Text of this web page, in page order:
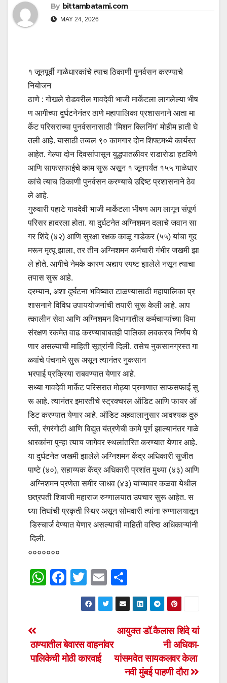
By bittambatami.com
MAY 24, 2026
१ जूनपूर्वी गाळेधारकांचे त्याच ठिकाणी पुनर्वसन करण्याचे
नियोजन
ठाणे : गोखले रोडवरील गावदेवी भाजी मार्केटला लागलेल्या भीष
ण आगीच्या दुर्घटनेनंतर ठाणे महापालिका प्रशासनाने आता मा
र्केट परिसराच्या पुनर्वसनासाठी ‘मिशन क्लिनिंग’ मोहीम हाती घे
तली आहे. यासाठी तब्बल ९० कामगार दोन शिफ्टमध्ये कार्यरत
आहेत. गेल्या दोन दिवसांपासून युद्धपातळीवर राडारोडा हटविणे
आणि साफसफाईचे काम सुरू असून १ जूनपर्यंत १५५ गाळेधार
कांचे त्याच ठिकाणी पुनर्वसन करण्याचे उद्दिष्ट प्रशासनाने ठेव
ले आहे.
गुरुवारी पहाटे गावदेवी भाजी मार्केटला भीषण आग लागून संपूर्ण
परिसर हादरला होता. या दुर्घटनेत अग्निशमन दलाचे जवान सा
गर शिंदे (४२) आणि सुरक्षा रक्षक काळू गाडेकर (५५) यांचा गुद
मरून मृत्यू झाला, तर तीन अग्निशमन कर्मचारी गंभीर जखमी झा
ले होते. आगीचे नेमके कारण अद्याप स्पष्ट झालेले नसून त्याचा
तपास सुरू आहे.
दरम्यान, अशा दुर्घटना भविष्यात टाळण्यासाठी महापालिका प्र
शासनाने विविध उपाययोजनांची तयारी सुरू केली आहे. आप
त्कालीन सेवा आणि अग्निशमन विभागातील कर्मचाऱ्यांच्या विमा
संरक्षण रकमेत वाढ करण्याबाबतही पालिका लवकरच निर्णय घे
णार असल्याची माहिती सूत्रांनी दिली. तसेच नुकसानग्रस्त गा
ळ्यांचे पंचनामे सुरू असून त्यानंतर नुकसान
भरपाई प्रक्रिया राबवण्यात येणार आहे.
सध्या गावदेवी मार्केट परिसरात मोठ्या प्रमाणात साफसफाई सु
रू आहे. त्यानंतर इमारतीचे स्ट्रक्चरल ऑडिट आणि फायर ऑ
डिट करण्यात येणार आहे. ऑडिट अहवालानुसार आवश्यक दुरु
स्ती, रंगरंगोटी आणि विद्युत यंत्रणेची कामे पूर्ण झाल्यानंतर गाळे
धारकांना पुन्हा त्याच जागेवर स्थलांतरित करण्यात येणार आहे.
या दुर्घटनेत जखमी झालेले अग्निशमन केंद्र अधिकारी सुजीत
पाष्टे (४०), सहाय्यक केंद्र अधिकारी प्रशांत मुथ्या (४३) आणि
अग्निशमन प्रणेता समीर जाधव (४३) यांच्यावर कळवा येथील
छत्रपती शिवाजी महाराज रुग्णालयात उपचार सुरू आहेत. स
ध्या तिघांची प्रकृती स्थिर असून सोमवारी त्यांना रुग्णालयातून
डिस्चार्ज देण्यात येणार असल्याची माहिती वरिष्ठ अधिकाऱ्यांनी
दिली.
०००००००
W
A
p
F
b
o
T
wi
tt
E
m
ail
h
ar
e
Post
navigation
आयुक्त डॉ.कैलास शिंदे यां
नी अधिका-
यांसमवेत सायकलवर केला
नवी मुंबई पाहणी दौरा
ठाण्यातील बेवारस वाहनांवर
पालिकेची मोठी कारवाई